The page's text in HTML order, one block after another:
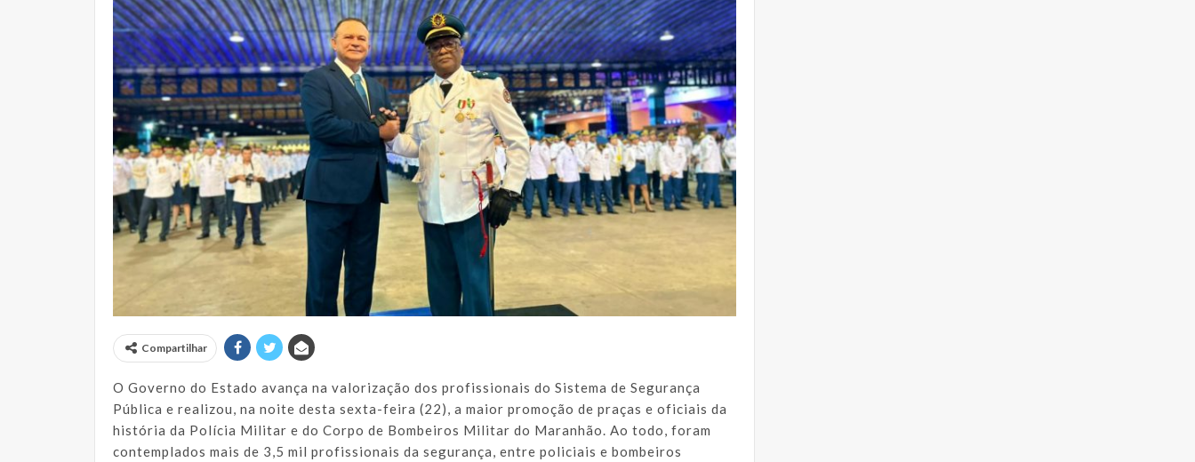
Compartilhar
O Governo do Estado avança na valorização dos profissionais do Sistema de Segurança
Pública e realizou, na noite desta sexta-feira (22), a maior promoção de praças e oficiais da
história da Polícia Militar e do Corpo de Bombeiros Militar do Maranhão. Ao todo, foram
contemplados mais de 3,5 mil profissionais da segurança, entre policiais e bombeiros